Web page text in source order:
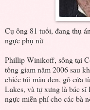
Cụ ông 81 tuổi, đang thụ
ngực phụ nữ
Phillip Winikoff, sống tại
tống giam năm 2006 sau
chiếc túi màu đen, gõ cửa
Lakes, và tự xưng là bác sĩ
ngực miễn phí cho các bà